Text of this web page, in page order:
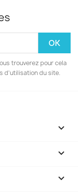
trouverez pour cela
d'utilisation du site.


keyboard_arrow_down